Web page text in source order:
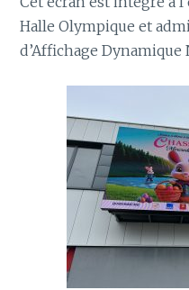
Halle Olympique et
d’Affichage Dynamique